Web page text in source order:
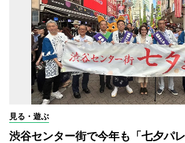
見る・遊ぶ
渋谷センター街で今年も「七夕パ